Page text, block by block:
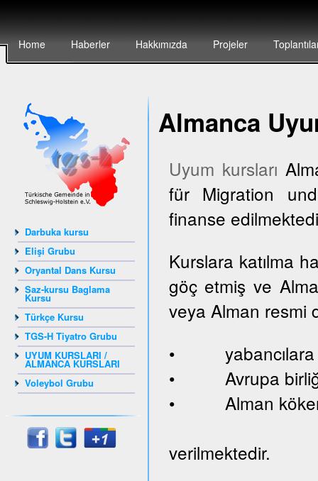
Home Haberler Hakkımızda Projeler
Darbuka kursu
Elişi Grubu
Oryantal Dans Kursu
Saz-kursu Baglama
Kursu
Türkçe Kursu
TGS-H Tiyatro Grubu
UYUM KURSLARI /
ALMANCA KURSLARI
Voleybol Grubu
Almanca
Uyum kursları
für Migration
finanse
Kurslara katılma
göç etmiş ve
veya Alman resmi
• yabancılara
• Avrupa birliği
• Alman
verilmektedir.